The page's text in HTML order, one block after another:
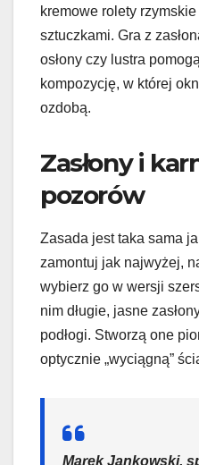
kremowe rolety
sztuczkami. Gra z
osłony czy lustra
kompozycję, w której
ozdobą.
Zasłony i
pozorów
Zasada jest taka sama
zamontuj jak najwyżej,
wybierz go w wersji
nim długie, jasne
podłogi. Stworzą one
optycznie „wyciągną”
Marek Jankowski,